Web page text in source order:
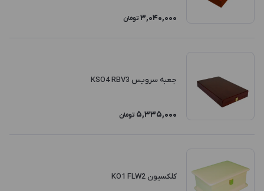
3,040,000 تومان
جعبه سرویس KSO4 RBV3
5,335,000 تومان
کلکسیون KO1 FLW2